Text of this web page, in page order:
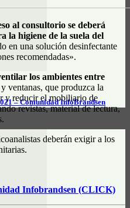
– Comunidad InfoBrandsen
al consultorio se deberá
la higiene de la suela del
en una solución desinfectante
recomendadas».
los ambientes entre
ventanas, que produzca la
y reducir el mobiliario de
revistas, material de lectura,
deberán exigir a los
Infobrandsen (CLICK)